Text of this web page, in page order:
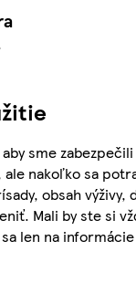
sme
nakoľko sa
obsah výživy,
Mali by ste si
len na